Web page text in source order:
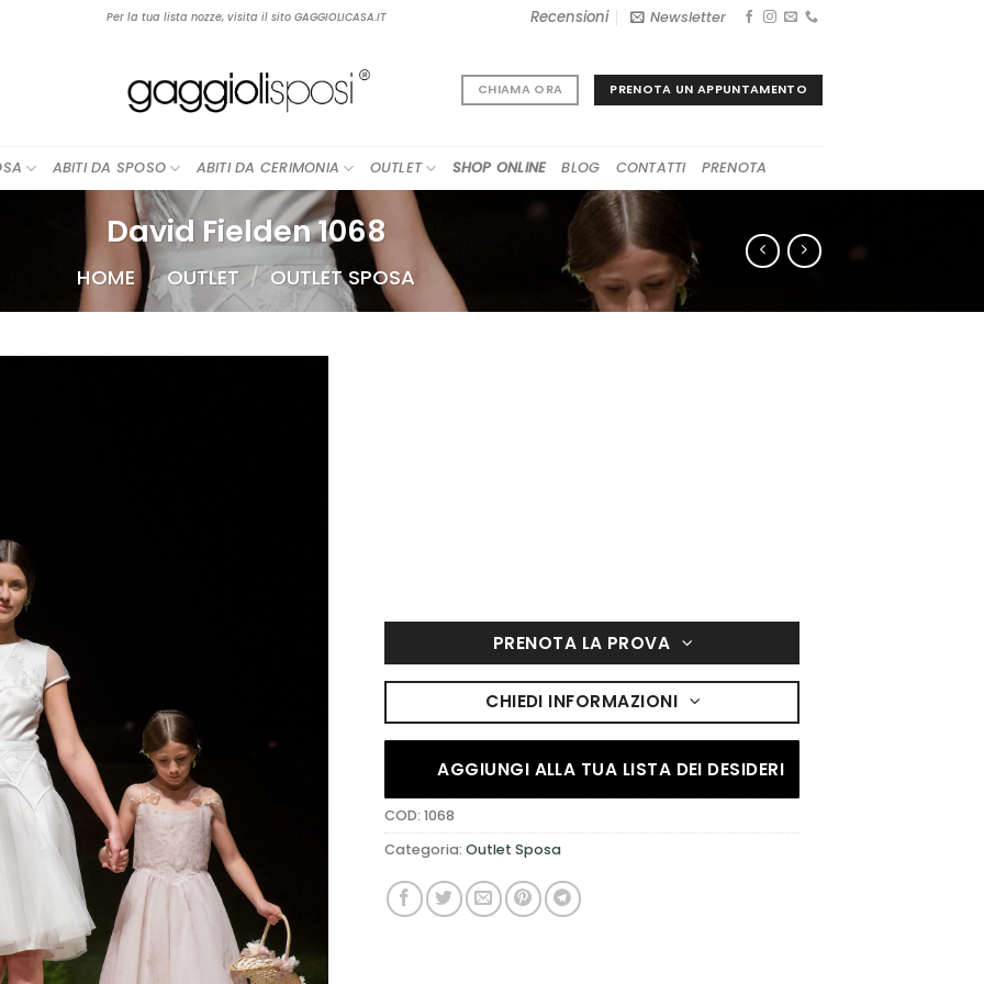
Per la tua lista nozze, visita il sito GAGGIOLICASA.IT Recensioni Newsletter
CHIAMA ORA PRENOTA UN APPUNTAMENTO
ABITI DA SPOSO ABITI DA CERIMONIA OUTLET SHOP ONLINE BLOG CONTATTI PRENOTA
David Fielden 1068
HOME / OUTLET / OUTLET SPOSA
PRENOTA LA PROVA
CHIEDI INFORMAZIONI
AGGIUNGI ALLA TUA LISTA DEI DESIDERI
COD: 1068
Categoria: Outlet Sposa